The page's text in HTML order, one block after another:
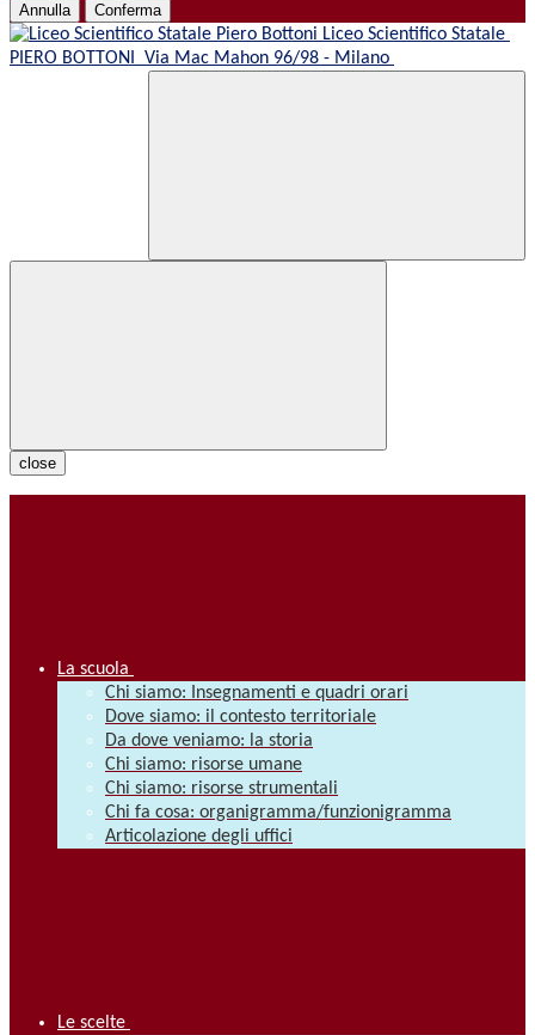
Annulla Conferma
Liceo Scientifico Statale
PIERO BOTTONI Via Mac Mahon 96/98 - Milano
close
La scuola
Chi siamo: Insegnamenti e quadri orari
Dove siamo: il contesto territoriale
Da dove veniamo: la storia
Chi siamo: risorse umane
Chi siamo: risorse strumentali
Chi fa cosa: organigramma/funzionigramma
Articolazione degli uffici
Le scelte